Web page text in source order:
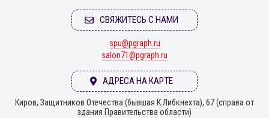
СВЯЖИТЕСЬ С НАМИ
spu@pgraph.ru
salon71@pgraph.ru
АДРЕСА НА КАРТЕ
Киров, Защитников Отечества (бывшая К.Либкнехта), 67 (справа от
здания Правительства области)